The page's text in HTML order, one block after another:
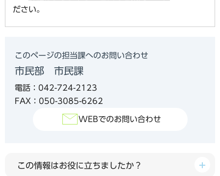
ださい。
このページの担当課へのお問い合わせ
市民部 市民課
電話：042-724-2123
FAX：050-3085-6262
WEBでのお問い合わせ
この情報はお役に立ちましたか？